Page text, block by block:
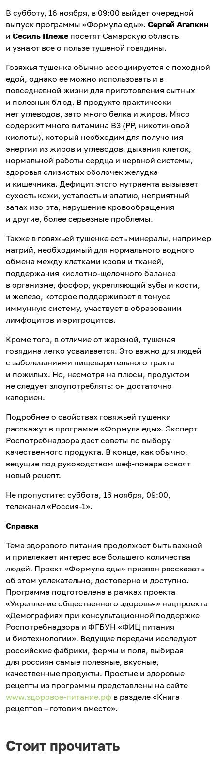
В субботу, 16 ноября, в 09:00 выйдет очередной
выпуск программы «Формула еды». Сергей Агапкин
и Сесиль Плеже посетят Самарскую область
и узнают все о пользе тушеной говядины.
Говяжья тушенка обычно ассоциируется с походной
едой, однако ее можно использовать и в
повседневной жизни для приготовления сытных
и полезных блюд. В продукте практически
нет углеводов, зато много белка и жиров. Мясо
содержит много витамина В3 (РР, никотиновой
кислоты), который необходим для получения
энергии из жиров и углеводов, дыхания клеток,
нормальной работы сердца и нервной системы,
здоровья слизистых оболочек желудка
и кишечника. Дефицит этого нутриента вызывает
сухость кожи, усталость и апатию, неприятный
запах изо рта, нарушение кровообращения
и другие, более серьезные проблемы.
Также в говяжьей тушенке есть минералы, например
натрий, необходимый для нормального водного
обмена между клетками крови и тканей,
поддержания кислотно-щелочного баланса
в организме, фосфор, укрепляющий зубы и кости,
и железо, которое поддерживает в тонусе
иммунную систему, участвует в образовании
лимфоцитов и эритроцитов.
Кроме того, в отличие от жареной, тушеная
говядина легко усваивается. Это важно для людей
с заболеваниями пищеварительного тракта
и пожилых. Но, несмотря на плюсы, продуктом
не следует злоупотреблять: он достаточно
калориен.
Подробнее о свойствах говяжьей тушенки
расскажут в программе «Формула еды». Эксперт
Роспотребнадзора даст советы по выбору
качественного продукта. В конце, как обычно,
ведущие под руководством шеф-повара освоят
новый рецепт.
Не пропустите: суббота, 16 ноября, 09:00,
телеканал «Россия-1».
Справка
Тема здорового питания продолжает быть важной
и привлекает интерес все большего количества
людей. Проект «Формула еды» призван рассказать
об этом увлекательно, достоверно и доступно.
Программа подготовлена в рамках проекта
«Укрепление общественного здоровья» нацпроекта
«Демография» при консультационной поддержке
Роспотребнадзора и ФГБУН «ФИЦ питания
и биотехнологии». Ведущие передачи исследуют
российские фабрики, фермы и поля, выбирая
для россиян самые полезные, вкусные,
качественные продукты. Простые и здоровые
рецепты из программы представлены на сайте
www.здоровое-питание.рф в разделе «Книга
рецептов – готовим вместе».
Стоит прочитать